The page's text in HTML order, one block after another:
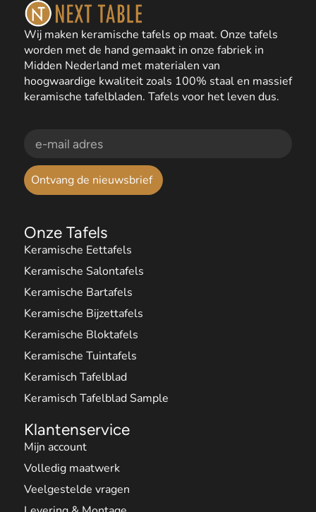
Ontvang de nieuwsbrief
Wij maken keramische tafels op maat. Onze tafels
worden met de hand gemaakt in onze fabriek in
Midden Nederland met materialen van
hoogwaardige kwaliteit zoals 100% staal en massief
keramische tafelbladen. Tafels voor het leven dus.
Onze Tafels
Keramische Eettafels
Keramische Salontafels
Keramische Bartafels
Keramische Bijzettafels
Keramische Bloktafels
Keramische Tuintafels
Keramisch Tafelblad
Keramisch Tafelblad Sample
Klantenservice
Mijn account
Volledig maatwerk
Veelgestelde vragen